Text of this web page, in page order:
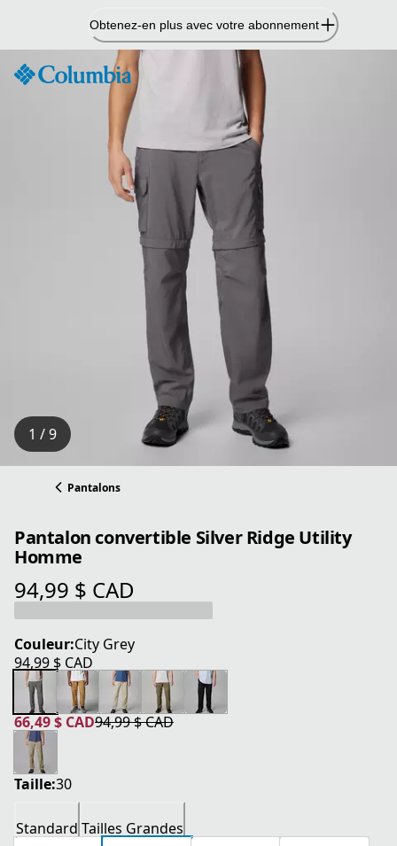
contenu
Obtenez-en plus avec votre abonnement
1 / 9
Pantalons
Pantalon convertible Silver Ridge Utility
Homme
94,99 $ CAD
prix actuel 94,99 $ CAD
Couleur:City Grey
94,99 $ CAD
prix actuel 94,99 $ CAD
66,49 $ CAD
prix actuel 66,49 $ CAD
94,99 $ CAD
prix original 94,99 $ CAD
Taille:30
Standard Tailles Grandes